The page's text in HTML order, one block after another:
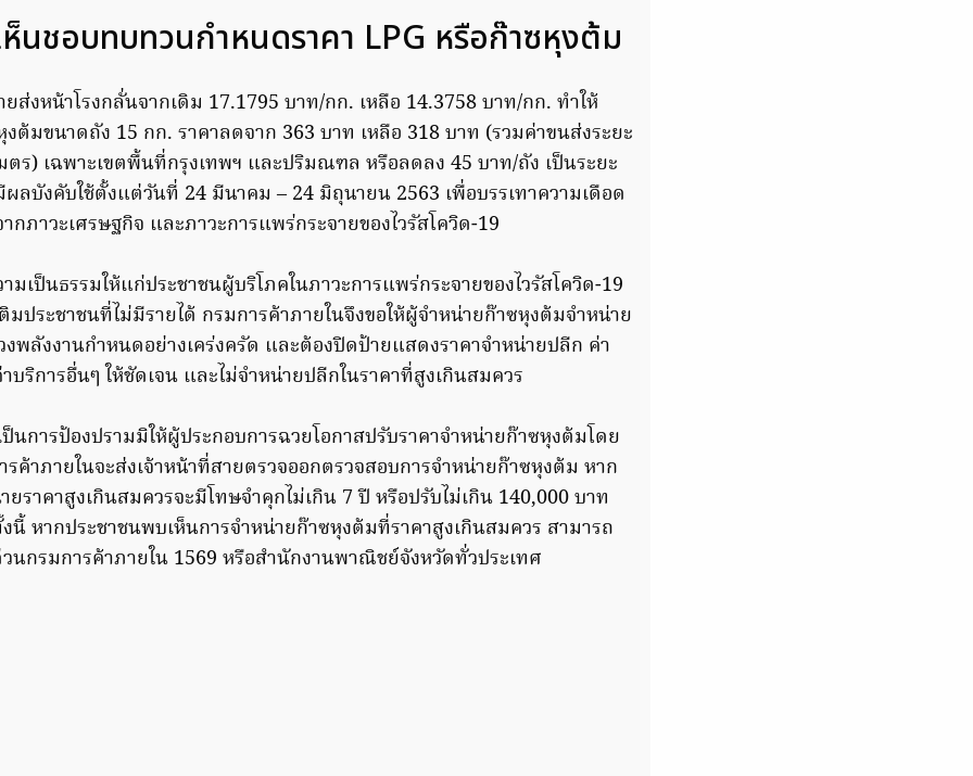
นชอบทบทวนกำหนดราคา LPG หรือก๊าซหุงต้ม
ส่งหน้าโรงกลั่นจากเดิม 17.1795 บาท/กก. เหลือ 14.3758 บาท/กก. ทำให้
ต้มขนาดถัง 15 กก. ราคาลดจาก 363 บาท เหลือ 318 บาท (รวมค่าขนส่งระยะ
ตร) เฉพาะเขตพื้นที่กรุงเทพฯ และปริมณฑล หรือลดลง 45 บาท/ถัง เป็นระยะ
ผลบังคับใช้ตั้งแต่วันที่ 24 มีนาคม – 24 มิถุนายน 2563 เพื่อบรรเทาความเดือด
กภาวะเศรษฐกิจ และภาวะการแพร่กระจายของไวรัสโควิด-19
มเป็นธรรมให้แก่ประชาชนผู้บริโภคในภาวะการแพร่กระจายของไวรัสโควิด-19
มประชาชนที่ไม่มีรายได้ กรมการค้าภายในจึงขอให้ผู้จำหน่ายก๊าซหุงต้มจำหน่าย
พลังงานกำหนดอย่างเคร่งครัด และต้องปิดป้ายแสดงราคาจำหน่ายปลีก ค่า
บริการอื่นๆ ให้ชัดเจน และไม่จำหน่ายปลีกในราคาที่สูงเกินสมควร
ป็นการป้องปรามมิให้ผู้ประกอบการฉวยโอกาสปรับราคาจำหน่ายก๊าซหุงต้มโดย
รค้าภายในจะส่งเจ้าหน้าที่สายตรวจออกตรวจสอบการจำหน่ายก๊าซหุงต้ม หาก
ราคาสูงเกินสมควรจะมีโทษจำคุกไม่เกิน 7 ปี หรือปรับไม่เกิน 140,000 บาท
นี้ หากประชาชนพบเห็นการจำหน่ายก๊าซหุงต้มที่ราคาสูงเกินสมควร สามารถ
นกรมการค้าภายใน 1569 หรือสำนักงานพาณิชย์จังหวัดทั่วประเทศ